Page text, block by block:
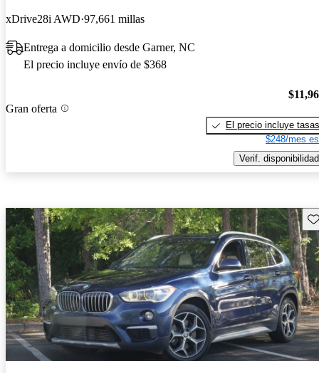
xDrive28i AWD 97,661 millas
Entrega a domicilio desde Garner, NC
El precio incluye envío de $368
Gran oferta
El precio incluye tasas
$248/mes
Verif. disponibilidad